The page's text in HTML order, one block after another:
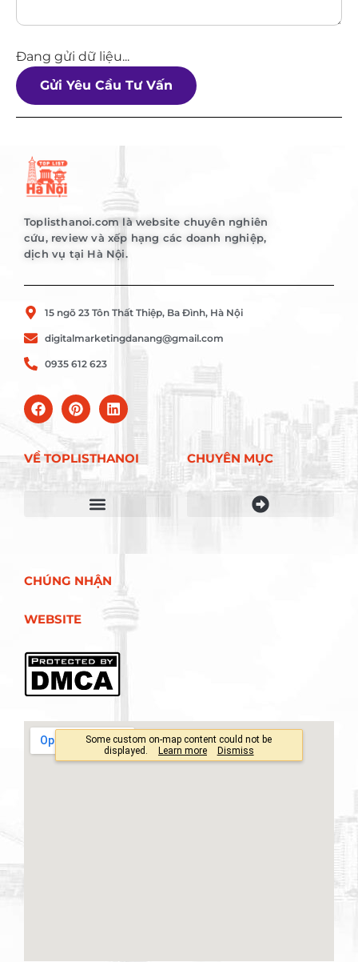
Đang gửi dữ liệu...
Gửi Yêu Cầu Tư Vấn
Toplisthanoi.com là website chuyên nghiên
cứu, review và xếp hạng các doanh nghiệp,
dịch vụ tại Hà Nội.
15 ngõ 23 Tôn Thất Thiệp, Ba Đình, Hà Nội
digitalmarketingdanang@gmail.com
0935 612 623
VỀ TOPLISTHANOI
CHÚNG NHẬN
WEBSITE
CHUYÊN MỤC